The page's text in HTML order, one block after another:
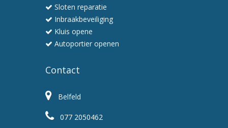
Sloten reparatie
Inbraakbeveiliging
Kluis opene
Autoportier openen
Contact
Belfeld
077 2050462